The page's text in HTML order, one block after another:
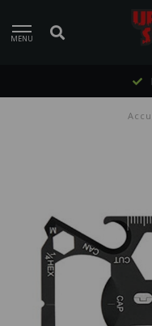
MENU